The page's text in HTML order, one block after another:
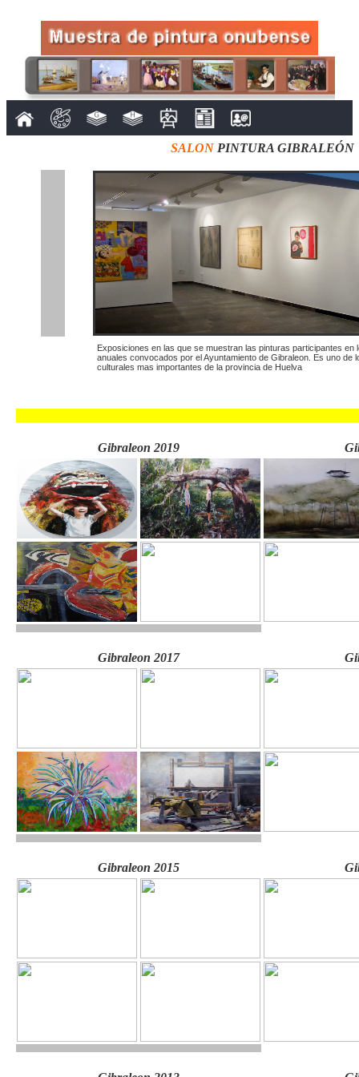
SALON PINTURA GIBRALEÓN
Exposiciones en las que se muestran las pinturas participantes en
anuales convocados por el Ayuntamiento de Gibraleon. Es uno de
culturales mas importantes de la provincia de Huelva
Gibraleon 2019
Gibraleon 2017
Gibraleon 2015